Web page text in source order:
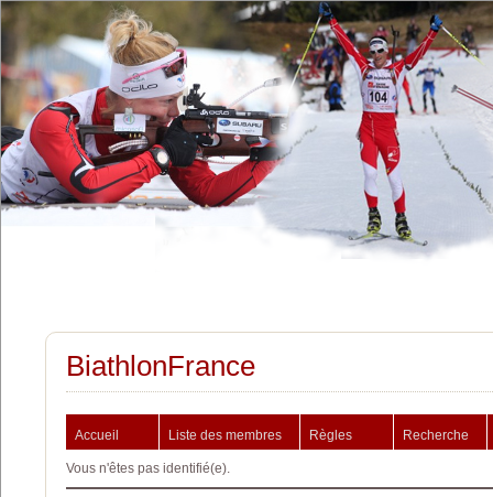
BiathlonFrance
Accueil Liste des membres Règles Recherche
Vous n'êtes pas identifié(e).